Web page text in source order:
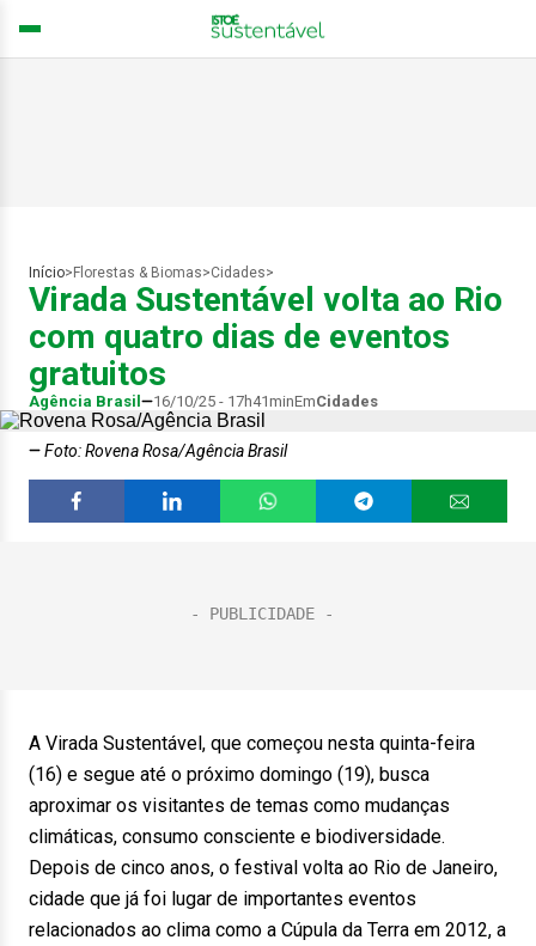
Início> Florestas & Biomas>Cidades>
Virada Sustentável volta ao Rio
com quatro dias de eventos
gratuitos
Agência Brasil 16/10/25 - 17h41minEmCidades
Foto: Rovena Rosa/Agência Brasil
A Virada Sustentável, que começou nesta quinta-feira
(16) e segue até o próximo domingo (19), busca
aproximar os visitantes de temas como mudanças
climáticas, consumo consciente e biodiversidade.
Depois de cinco anos, o festival volta ao Rio de Janeiro,
cidade que já foi lugar de importantes eventos
relacionados ao clima como a Cúpula da Terra em 2012, a